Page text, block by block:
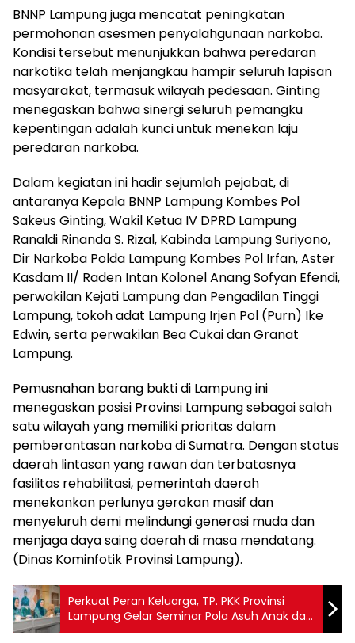
BNNP Lampung juga mencatat peningkatan
permohonan asesmen penyalahgunaan narkoba.
Kondisi tersebut menunjukkan bahwa peredaran
narkotika telah menjangkau hampir seluruh lapisan
masyarakat, termasuk wilayah pedesaan. Ginting
menegaskan bahwa sinergi seluruh pemangku
kepentingan adalah kunci untuk menekan laju
peredaran narkoba.
Dalam kegiatan ini hadir sejumlah pejabat, di
antaranya Kepala BNNP Lampung Kombes Pol
Sakeus Ginting, Wakil Ketua IV DPRD Lampung
Ranaldi Rinanda S. Rizal, Kabinda Lampung Suriyono,
Dir Narkoba Polda Lampung Kombes Pol Irfan, Aster
Kasdam II/ Raden Intan Kolonel Anang Sofyan Efendi,
perwakilan Kejati Lampung dan Pengadilan Tinggi
Lampung, tokoh adat Lampung Irjen Pol (Purn) Ike
Edwin, serta perwakilan Bea Cukai dan Granat
Lampung.
Pemusnahan barang bukti di Lampung ini
menegaskan posisi Provinsi Lampung sebagai salah
satu wilayah yang memiliki prioritas dalam
pemberantasan narkoba di Sumatra. Dengan status
daerah lintasan yang rawan dan terbatasnya
fasilitas rehabilitasi, pemerintah daerah
menekankan perlunya gerakan masif dan
menyeluruh demi melindungi generasi muda dan
menjaga daya saing daerah di masa mendatang.
(Dinas Kominfotik Provinsi Lampung).
Perkuat Peran Keluarga, TP. PKK Provinsi
Lampung Gelar Seminar Pola Asuh Anak dan
Remaja 2025